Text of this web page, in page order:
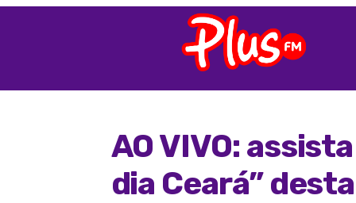
AO VIVO:
dia Ceará”